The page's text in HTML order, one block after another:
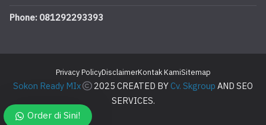
Phone: 081292293393
Privacy PolicyDisclaimerKontak KamiSitemap
Sokon Ready MIx 2025 CREATED BYCv. SkgroupAND SEO
SERVICES.
Order di Sini!